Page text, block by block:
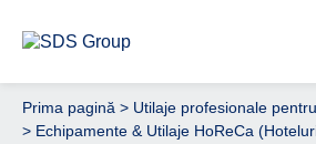
Prima pagină > Utilaje profesionale
> Echipamente & Utilaje HoReCa